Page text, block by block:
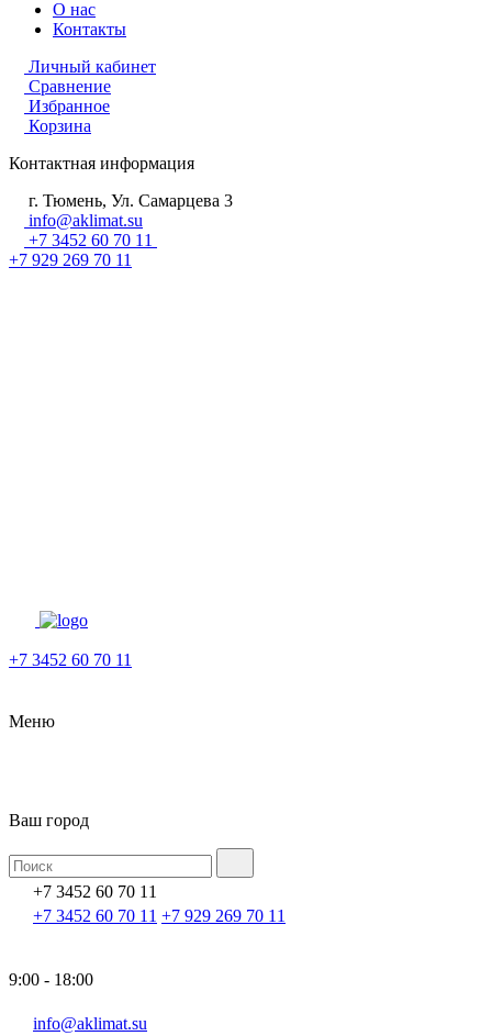
О нас
Контакты
Личный кабинет
Сравнение
Избранное
Корзина
Контактная информация
г. Тюмень, Ул. Самарцева 3
info@aklimat.su
+7 3452 60 70 11
+7 929 269 70 11
+7 3452 60 70 11
Меню
Ваш город
+7 3452 60 70 11
+7 3452 60 70 11 +7 929 269 70 11
9:00 - 18:00
info@aklimat.su